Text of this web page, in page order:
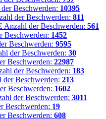
Beschwerden: 10395
der Beschwerden: 811
Anzahl der Beschwerden: 561
Beschwerden: 1452
Beschwerden: 9595
der Beschwerden: 30
Beschwerden: 22987
der Beschwerden: 183
der Beschwerden: 213
Beschwerden: 1602
der Beschwerden: 3011
Beschwerden: 19
Beschwerden: 608